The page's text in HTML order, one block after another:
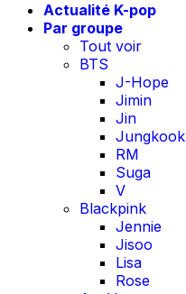
Actualité K-pop
Par groupe
Tout voir
BTS
J-Hope
Jimin
Jin
Jungkook
RM
Suga
V
Blackpink
Jennie
Jisoo
Lisa
Rose